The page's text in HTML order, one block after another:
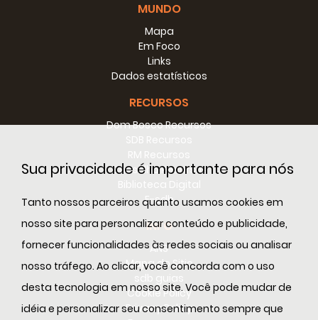
Sua privacidade é importante para nós
Tanto nossos parceiros quanto usamos cookies em
nosso site para personalizar conteúdo e publicidade,
fornecer funcionalidades às redes sociais ou analisar
nosso tráfego. Ao clicar, você concorda com o uso
desta tecnologia em nosso site. Você pode mudar de
idéia e personalizar seu consentimento sempre que
MUNDO
Mapa
Em Foco
Links
Dados estatísticos
RECURSOS
Dom Bosco Recursos
Conselho Recursos
E-sdb
INFO
ANS
Mapa do Sitio
Cookie Policy
Privacy Policy